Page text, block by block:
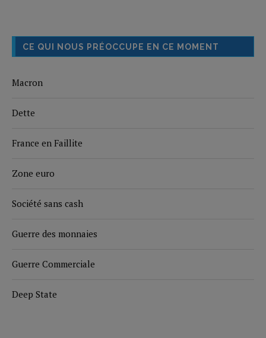
CE QUI NOUS PRÉOCCUPE EN CE MOMENT
Macron
Dette
France en Faillite
Zone euro
Société sans cash
Guerre des monnaies
Guerre Commerciale
Deep State